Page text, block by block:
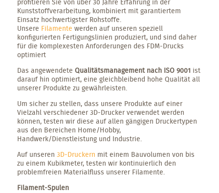
Kunststoffverarbeitung, kombiniert mit garantiertem
Einsatz hochwertigster Rohstoffe.
Unsere Filamente werden auf unseren speziell
konfigurierten Fertigungslinien produziert, und sind daher
für die komplexesten Anforderungen des FDM-Drucks
optimiert
Das angewendete Qualitätsmanagement nach ISO 9001 ist
darauf hin optimiert, eine gleichbleibend hohe Qualität all
unserer Produkte zu gewährleisten.
Um sicher zu stellen, dass unsere Produkte auf einer
Vielzahl verschiedener 3D-Drucker verwendet werden
können, testen wir diese auf allen gängigen Druckertypen
aus den Bereichen Home/Hobby,
Handwerk/Dienstleistung und Industrie.
Auf unseren 3D-Druckern mit einem Bauvolumen von bis
zu einem Kubikmeter, testen wir kontinuierlich den
problemfreien Materialfluss unserer Filamente.
Filament-Spulen